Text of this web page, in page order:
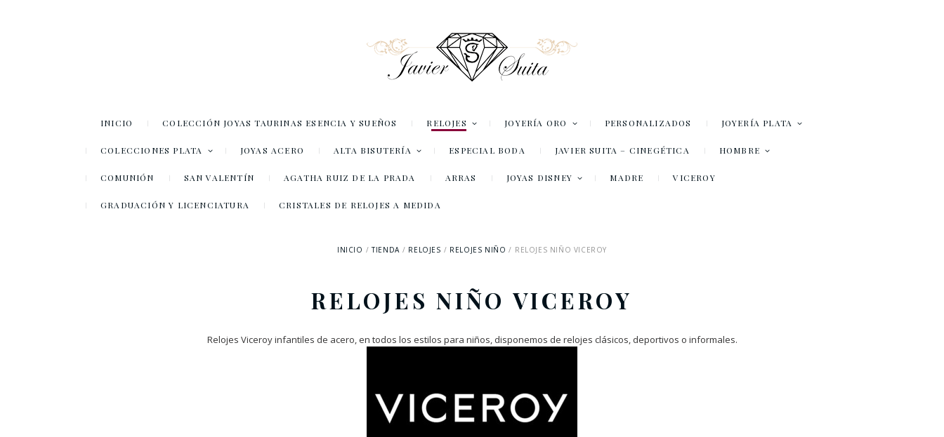
INICIO COLECCIÓN JOYAS TAURINAS ESENCIA Y SUEÑOS RELOJES JOYERÍA ORO PERSONALIZADOS JOYERÍA PLATA
COLECCIONES PLATA JOYAS ACERO ALTA BISUTERÍA ESPECIAL BODA JAVIER SUITA – CINEGÉTICA HOMBRE
COMUNIÓN SAN VALENTÍN AGATHA RUIZ DE LA PRADA ARRAS JOYAS DISNEY MADRE VICEROY
GRADUACIÓN Y LICENCIATURA CRISTALES DE RELOJES A MEDIDA
INICIO TIENDA RELOJES RELOJES NIÑO RELOJES NIÑO VICEROY
RELOJES NIÑO VICEROY
Relojes Viceroy infantiles de acero, en todos los estilos para niños, disponemos de relojes clásicos, deportivos o informales.